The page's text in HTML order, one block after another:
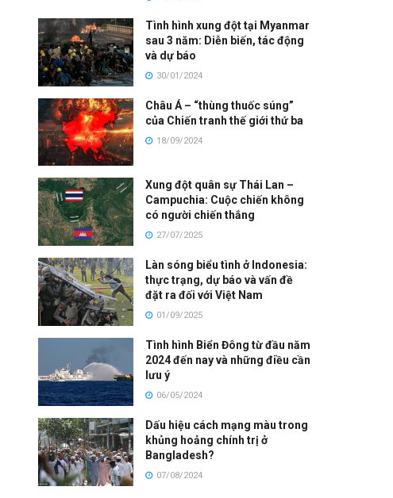
Tình hình xung đột tại Myanmar
sau 3 năm: Diễn biến, tác động
và dự báo
30/01/2024
Châu Á – “thùng thuốc súng”
của Chiến tranh thế giới thứ ba
18/09/2024
Xung đột quân sự Thái Lan –
Campuchia: Cuộc chiến không
có người chiến thắng
27/07/2025
Làn sóng biểu tình ở Indonesia:
thực trạng, dự báo và vấn đề
đặt ra đối với Việt Nam
01/09/2025
Tình hình Biển Đông từ đầu năm
2024 đến nay và những điều cần
lưu ý
06/05/2024
Dấu hiệu cách mạng màu trong
khủng hoảng chính trị ở
Bangladesh?
07/08/2024